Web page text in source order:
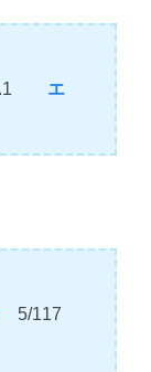
エ
5/117